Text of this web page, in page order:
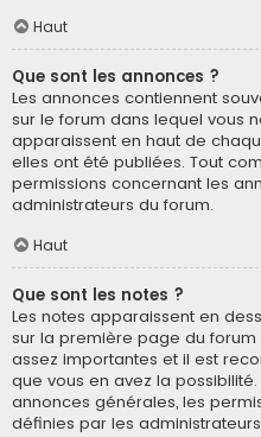
Haut
Que sont les annonces ?
Les annonces contiennent
sur le forum dans lequel vous
apparaissent en haut de
elles ont été publiées. Tout
permissions concernant les
administrateurs du forum.
Haut
Que sont les notes ?
Les notes apparaissent en
sur la première page du forum
assez importantes et il est
que vous en avez la
annonces générales, les
définies par les